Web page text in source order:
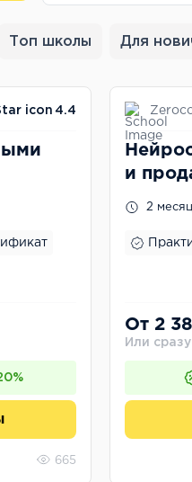
Топ школы Для
4.4
665
и
2
От 2
Или